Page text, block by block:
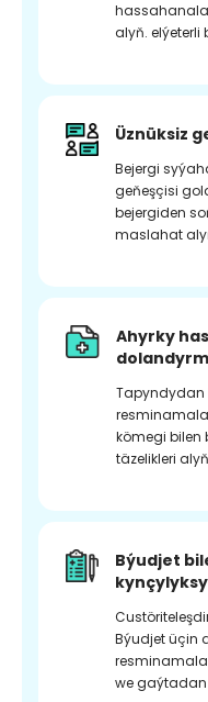
alyň. elýeterli
Üznüksiz
Bejergi
geňeşçisi
bejergiden
maslahat
Ahyrky
Tapyndydan
kömegi bilen
täzelikleri
Býudjet
Býudjet üçin
we gaýtadan